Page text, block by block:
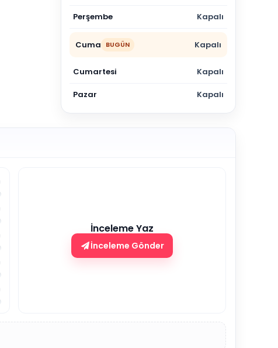
Perşembe Kapalı
Cuma BUGÜN Kapalı
Cumartesi Kapalı
Pazar Kapalı
İnceleme Yaz
İnceleme Gönder